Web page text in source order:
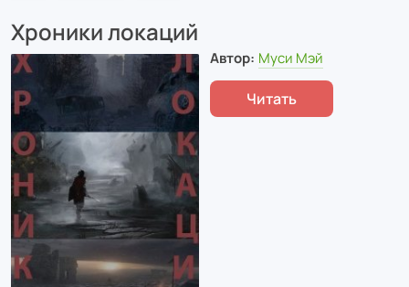
Хроники локаций
Автор: Муси Мэй
Читать